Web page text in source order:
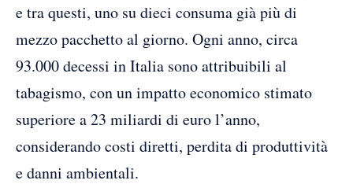
e tra questi, uno su dieci consuma già più di
mezzo pacchetto al giorno. Ogni anno, circa
93.000 decessi in Italia sono attribuibili al
tabagismo, con un impatto economico stimato
superiore a 23 miliardi di euro l’anno,
considerando costi diretti, perdita di produttività
e danni ambientali.